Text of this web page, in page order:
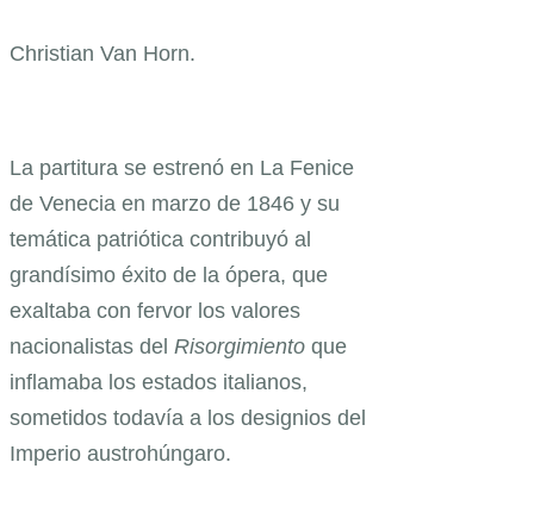
Christian Van Horn.
La partitura se estrenó en La Fenice
de Venecia en marzo de 1846 y su
temática patriótica contribuyó al
grandísimo éxito de la ópera, que
exaltaba con fervor los valores
nacionalistas del Risorgimiento que
inflamaba los estados italianos,
sometidos todavía a los designios del
Imperio austrohúngaro.